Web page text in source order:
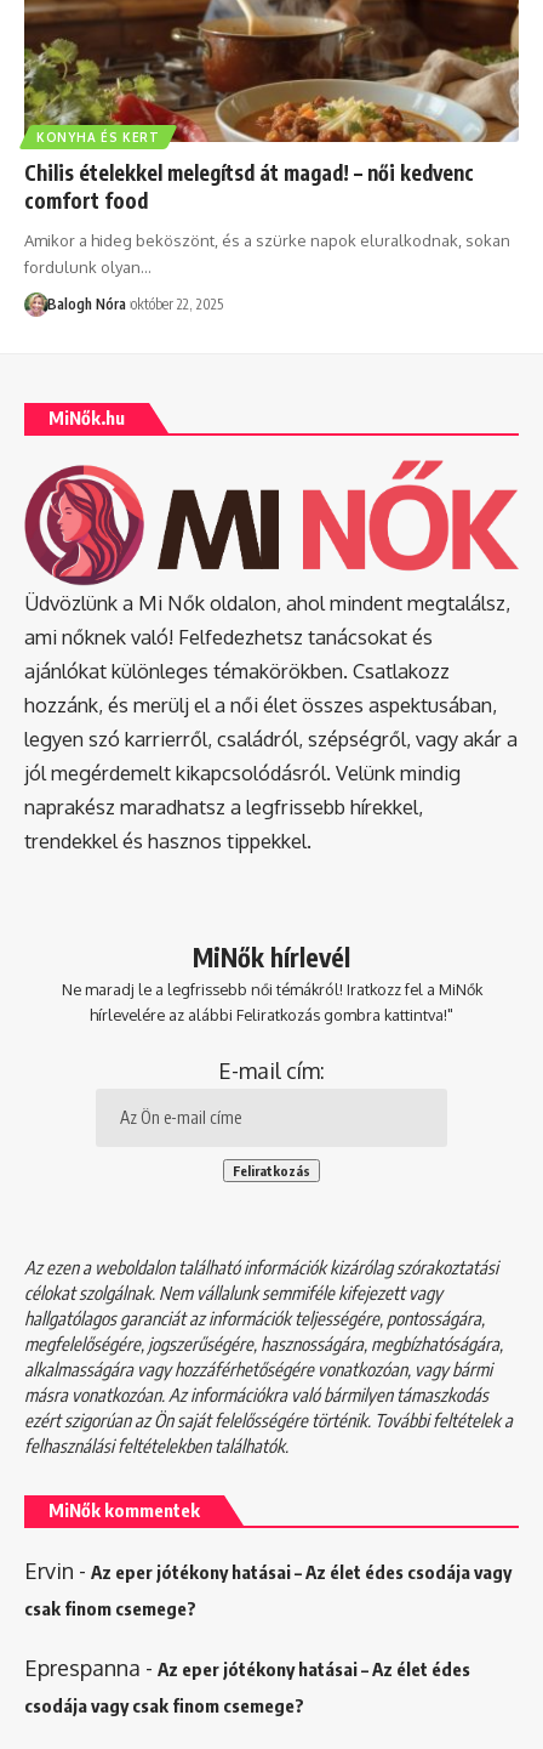
KONYHA ÉS KERT
Chilis ételekkel melegítsd át magad! – női kedvenc
comfort food
Amikor a hideg beköszönt, és a szürke napok eluralkodnak, sokan
fordulunk olyan…
Balogh Nóra október 22, 2025
MiNők.hu
Üdvözlünk a Mi Nők oldalon, ahol mindent megtalálsz,
ami nőknek való! Felfedezhetsz tanácsokat és
ajánlókat különleges témakörökben. Csatlakozz
hozzánk, és merülj el a női élet összes aspektusában,
legyen szó karrierről, családról, szépségről, vagy akár a
jól megérdemelt kikapcsolódásról. Velünk mindig
naprakész maradhatsz a legfrissebb hírekkel,
trendekkel és hasznos tippekkel.
MiNők hírlevél
Ne maradj le a legfrissebb női témákról! Iratkozz fel a MiNők
hírlevelére az alábbi Feliratkozás gombra kattintva!"
E-mail cím:
Az ezen a weboldalon található információk kizárólag szórakoztatási
célokat szolgálnak. Nem vállalunk semmiféle kifejezett vagy
hallgatólagos garanciát az információk teljességére, pontosságára,
megfelelőségére, jogszerűségére, hasznosságára, megbízhatóságára,
alkalmasságára vagy hozzáférhetőségére vonatkozóan, vagy bármi
másra vonatkozóan. Az információkra való bármilyen támaszkodás
ezért szigorúan az Ön saját felelősségére történik. További feltételek a
felhasználási feltételekbentalálhatók.
MiNők kommentek
Ervin - Az eper jótékony hatásai – Az élet édes csodája vagy
csak finom csemege?
Eprespanna - Az eper jótékony hatásai – Az élet édes
csodája vagy csak finom csemege?